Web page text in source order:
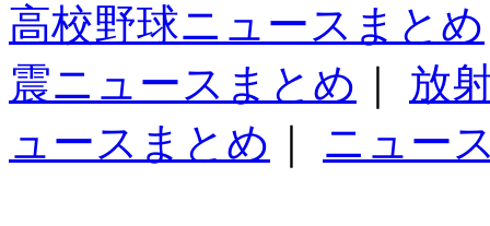
高校野球ニュースまとめ
震ニュースまとめ
放
ュースまとめ
ニュー